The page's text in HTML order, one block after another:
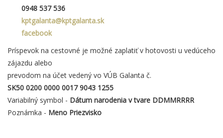
0948 537 536
kptgalanta@kptgalanta.sk
facebook
Príspevok na cestovné je možné zaplatiť v hotovosti u vedúceho
zájazdu alebo
prevodom na účet vedený vo VÚB Galanta č.
SK50 0200 0000 0017 9043 1255
Variabilný symbol - Dátum narodenia v tvare DDMMRRRR
Poznámka - Meno Priezvisko